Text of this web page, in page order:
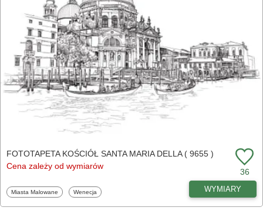
FOTOTAPETA KOŚCIÓŁ SANTA MARIA DELLA ( 9655 )
Cena zależy od wymiarów
36
Fototapety
Miasta Malowane Fototapety
Wenecja WYMIARY